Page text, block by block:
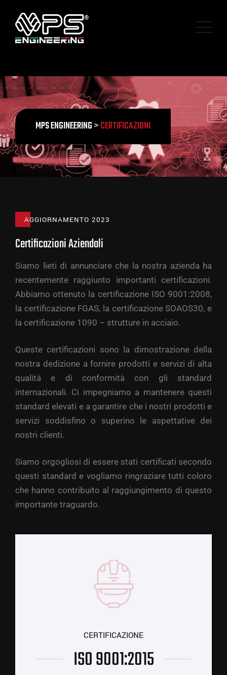
MPS ENGINEERING>CERTIFICAZIONI
AGGIORNAMENTO 2023
Certificazioni Aziendali
Siamo lieti di annunciare che la nostra azienda ha
recentemente raggiunto importanti certificazioni.
Abbiamo ottenuto la certificazione ISO 9001:2008,
la certificazione FGAS, la certificazione SOAOS30, e
la certificazione 1090 – strutture in acciaio.
Queste certificazioni sono la dimostrazione della
nostra dedizione a fornire prodotti e servizi di alta
qualità e di conformità con gli standard
internazionali. Ci impegniamo a mantenere questi
standard elevati e a garantire che i nostri prodotti e
servizi soddisfino o superino le aspettative dei
nostri clienti.
Siamo orgogliosi di essere stati certificati secondo
questi standard e vogliamo ringraziare tutti coloro
che hanno contribuito al raggiungimento di questo
importante traguardo.
CERTIFICAZIONE
ISO 9001:2015